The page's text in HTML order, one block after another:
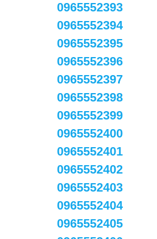
0965552393
0965552394
0965552395
0965552396
0965552397
0965552398
0965552399
0965552400
0965552401
0965552402
0965552403
0965552404
0965552405